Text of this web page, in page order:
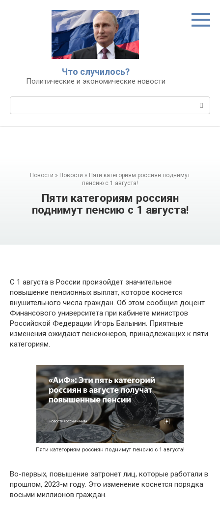
Что случилось?
Политические и экономические новости
Новости » Новости » Пяти категориям россиян поднимут
пенсию с 1 августа!
Пяти категориям россиян
поднимут пенсию с 1 августа!
С 1 августа в России произойдет значительное
повышение пенсионных выплат, которое коснется
внушительного числа граждан. Об этом сообщил доцент
Финансового университета при кабинете министров
Российской Федерации Игорь Балынин. Приятные
изменения ожидают пенсионеров, принадлежащих к пяти
категориям.
Пяти категориям россиян поднимут пенсию с 1 августа!
Во-первых, повышение затронет лиц, которые работали в
прошлом, 2023-м году. Это изменение коснется порядка
восьми миллионов граждан.